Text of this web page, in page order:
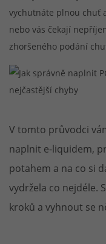
vychutnáte plnou chuť
nebo vás čekají
zhoršeného podání
V tomto průvodci
naplnit e-liquidem,
potahem a na co si
vydržela co nejdéle.
kroků a vyhnout se